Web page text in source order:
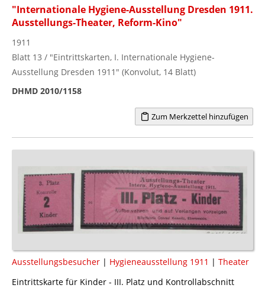
"Internationale Hygiene-Ausstellung Dresden 1911.
Ausstellungs-Theater, Reform-Kino"
1911
Blatt 13 / "Eintrittskarten, I. Internationale Hygiene-
Ausstellung Dresden 1911" (Konvolut, 14 Blatt)
DHMD 2010/1158
Zum Merkzettel hinzufügen
Ausstellungsbesucher | Hygieneausstellung 1911 | Theater
Eintrittskarte für Kinder - III. Platz und Kontrollabschnitt